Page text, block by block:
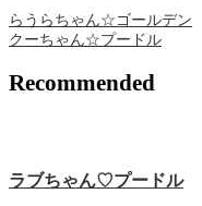
らうらちゃん☆ゴールデン
クーちゃん☆プードル
Recommended
ラブちゃん♡プードル